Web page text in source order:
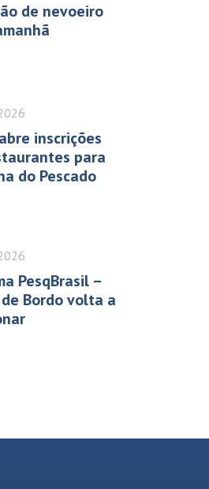
de nevoeiro
inscrições
para
do Pescado
PesqBrasil –
Bordo volta a